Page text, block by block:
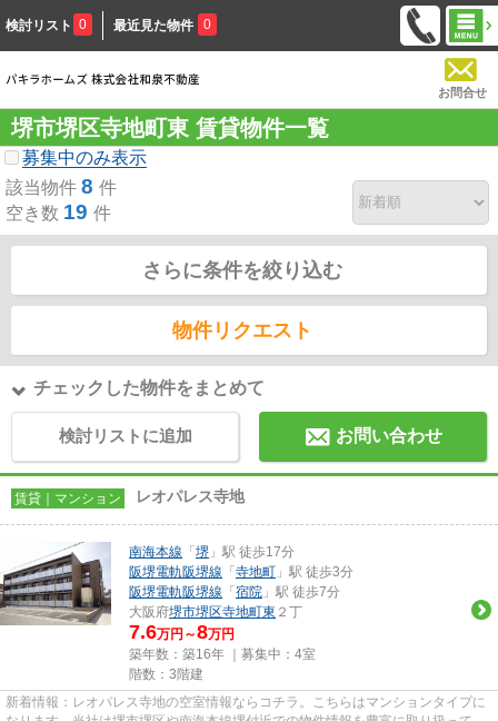
検討リスト 0 最近見た物件 0
お問合せ
堺市堺区寺地町東 賃貸物件一覧
募集中のみ表示
該当物件 8 件
空き数 19 件
さらに条件を絞り込む
物件リクエスト
チェックした物件をまとめて
検討リストに追加 お問い合わせ
賃貸｜マンション レオパレス寺地
南海本線 「 堺 」駅 徒歩17分
阪堺電軌阪堺線 「 寺地町 」駅 徒歩3分
阪堺電軌阪堺線 「 宿院 」駅 徒歩7分
大阪府堺市堺区寺地町東 ２丁
7.6万円～8万円
築年数：築16年 ｜募集中： 4室
階数：3階建
新着情報：レオパレス寺地の空室情報ならコチラ。こちらはマンションタイプに